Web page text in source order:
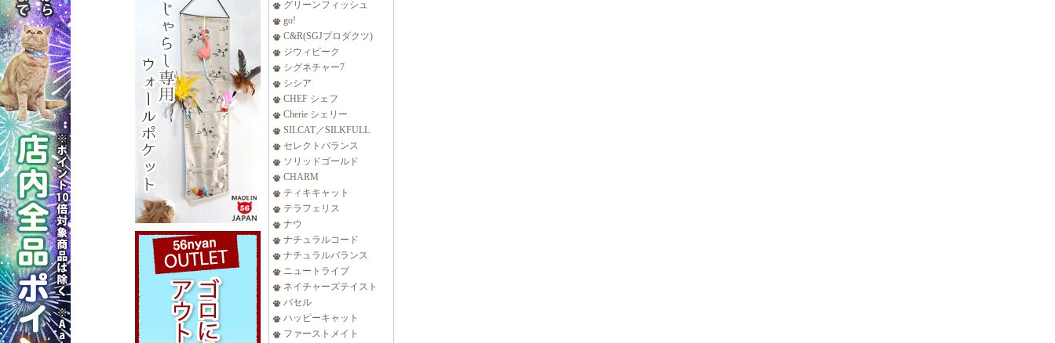
グリーンフィッシュ
go!
C&R(SGJプロダクツ)
ジウィピーク
シグネチャー7
シシア
CHEF シェフ
Cherie シェリー
SILCAT／SILKFULL
セレクトバランス
ソリッドゴールド
CHARM
ティキキャット
テラフェリス
ナウ
ナチュラルコード
ナチュラルバランス
ニュートライプ
ネイチャーズテイスト
バセル
ハッピーキャット
ファーストメイト